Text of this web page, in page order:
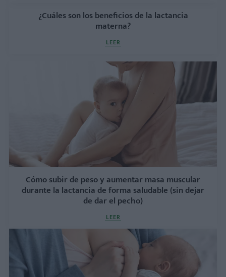
¿Cuáles son los beneficios de la lactancia
materna?
LEER
Cómo subir de peso y aumentar masa muscular
durante la lactancia de forma saludable (sin dejar
de dar el pecho)
LEER